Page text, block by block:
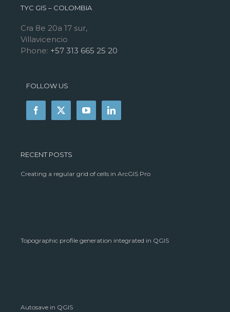
Cra 8e 20a 17 sur,
Villavicencio